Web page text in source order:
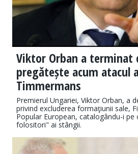
Viktor Orban a terminat
pregătește acum atacul
Timmermans
Premierul Ungariei, Viktor Orban, a
privind excluderea formaţiunii sale,
Popular European, catalogându-i pe
folositori" ai stângii.